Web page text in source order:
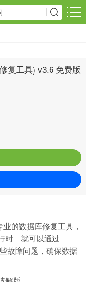
复工具) v3.6 免费版
业的数据库修复工具，
时，就可以通过
故障问题，确保数据